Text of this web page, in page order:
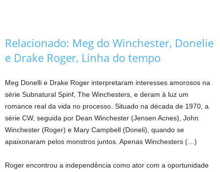
Relacionado: Meg do Winchester, Donelie
e Drake Roger, Linha do tempo
Meg Donelli e Drake Roger interpretaram interesses amorosos na
série Subnatural Spinf, The Winchesters, e deram à luz um
romance real da vida no processo. Situado na década de 1970, a
série CW, seguida por Dean Winchester (Jensen Acnes), John
Winchester (Roger) e Mary Campbell (Doneli), quando se
apaixonaram pelos monstros juntos. Apenas Winchesters (…)
Roger encontrou a independência como ator com a oportunidade